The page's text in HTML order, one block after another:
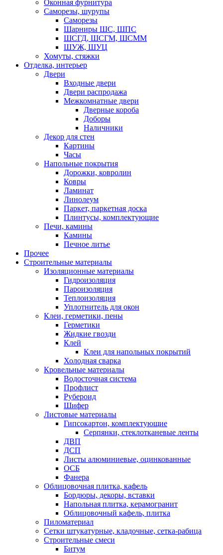
Оконная фурнитура
Саморезы, шурупы
Саморезы
Шарниры ШС, ШПС
ШСГД, ШСГМ, ШСММ
ШУЖ, ШУЦ
Хомуты, стяжки
Отделка, интерьер
Двери
Входные двери
Двери распродажа
Межкомнатные двери
Дверные короба
Доборы
Наличники
Декор для стен
Картины
Часы
Напольные покрытия
Дорожки, ковролин
Ковры
Ламинат
Линолеум
Паркет, паркетная доска
Плинтусы, комплектующие
Печи, камины
Камины
Печное литье
Прочее
Строительные материалы
Изоляционные материалы
Гидроизоляция
Пароизоляция
Теплоизоляция
Уплотнитель для окон
Клеи, герметики, пены
Герметики
Жидкие гвозди
Клей
Клеи для напольных покрытий
Холодная сварка
Кровельные материалы
Водосточная система
Профлист
Рубероид
Шифер
Листовые материалы
Гипсокартон, комплектующие
Серпянки, стеклотканевые ленты
ДВП
ДСП
Листы алюминиевые, оцинкованные
ОСБ
Фанера
Облицовочная плитка, кафель
Бордюры, декоры, вставки
Напольная плитка, керамогранит
Облицовочный кафель, плитка
Пиломатериал
Сетки штукатурные, кладочные, сетка-рабица
Строительные смеси
Битум